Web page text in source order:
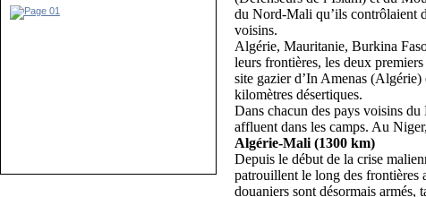
du Nord-Mali qu’ils contrôlaient
voisins.
Algérie, Mauritanie, Burkina
leurs frontières, les deux
site gazier d’In Amenas
kilomètres désertiques.
Dans chacun des pays voisins
affluent dans les camps. Au
Algérie-Mali (1300 km)
Depuis le début de la crise
patrouillent le long des frontières
douaniers sont désormais armés,